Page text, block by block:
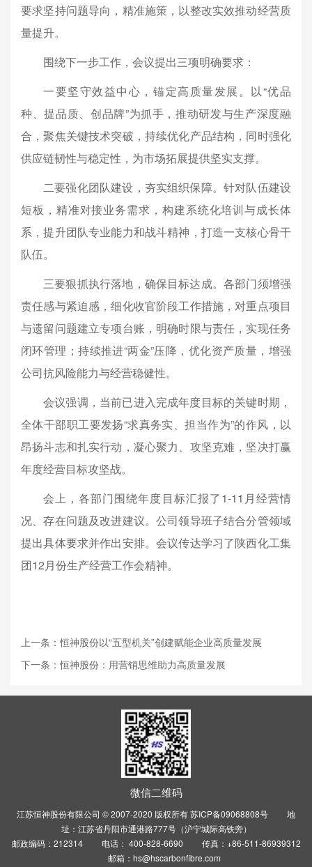
要求坚持问题导向，精准施策，以整改实效推动经营质
量提升。
围绕下一步工作，会议提出三项明确要求：
一要坚守效益中心，锚定高质量发展。以“优品
种、提品质、创品牌”为抓手，推动研发与生产深度融
合，聚焦关键技术突破，持续优化产品结构，同时强化
供应链韧性与稳定性，为市场拓展提供坚实支撑。
二要强化团队建设，夯实组织保障。针对队伍建设
短板，精准对接业务需求，构建系统化培训与成长体
系，提升团队专业能力和战斗精神，打造一支核心骨干
队伍。
三要狠抓执行落地，确保目标达成。各部门须增强
责任感与紧迫感，细化收官阶段工作措施，对重点项目
与遗留问题建立专项台账，明确时限与责任，实现任务
闭环管理；持续推进“两金”压降，优化资产质量，增强
公司抗风险能力与经营稳健性。
会议强调，当前已进入完成年度目标的关键时期，
全体干部职工要发扬“求真务实、担当作为”的作风，以
昂扬斗志和扎实行动，凝心聚力、攻坚克难，坚决打赢
年度经营目标攻坚战。
会上，各部门围绕年度目标汇报了1-11月经营情
况、存在问题及改进建议。公司领导班子结合分管领域
提出具体要求并作出安排。会议传达学习了陕西化工集
团12月份生产经营工作会精神。
上一条：恒神股份以“五型机关”创建赋能企业高质量发展
下一条：恒神股份：用营销思维助力高质量发展
微信二维码
江苏恒神股份有限公司 © 2007-2020 版权所有苏ICP备09068808号 地
址：江苏省丹阳市通港路777号（沪宁城际高铁旁）
邮政编码：212314 电话： 400-828-6690 传真：+86-511-86939312
邮箱：hs@hscarbonfibre.com